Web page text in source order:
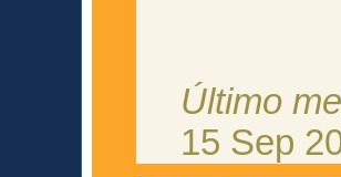
Último
15 Sep